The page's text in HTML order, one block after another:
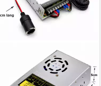
D85C AC/DC Schaltnetzteil
Netzteil Adapter 230V / 24V